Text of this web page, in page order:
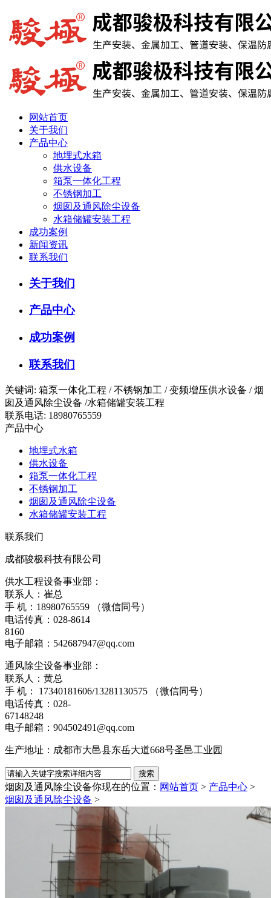
网站首页
关于我们
产品中心
地埋式水箱
供水设备
箱泵一体化工程
不锈钢加工
烟囱及通风除尘设备
水箱储罐安装工程
成功案例
新闻资讯
联系我们
关于我们
产品中心
成功案例
联系我们
关键词: 箱泵一体化工程 / 不锈钢加工 / 变频增压供水设备 / 烟
囱及通风除尘设备 /水箱储罐安装工程
联系电话: 18980765559
产品中心
地埋式水箱
供水设备
箱泵一体化工程
不锈钢加工
烟囱及通风除尘设备
水箱储罐安装工程
联系我们
成都骏极科技有限公司
供水工程设备事业部：
联系人：崔总
手 机：18980765559 （微信同号）
电话传真：028-8614
8160
电子邮箱：542687947@qq.com
通风除尘设备事业部：
联系人：黄总
手 机： 17340181606/13281130575 （微信同号）
电话传真：028-
67148248
电子邮箱：904502491@qq.com
生产地址：成都市大邑县东岳大道668号圣邑工业园
烟囱及通风除尘设备你现在的位置： 网站首页 > 产品中心 >
烟囱及通风除尘设备 >